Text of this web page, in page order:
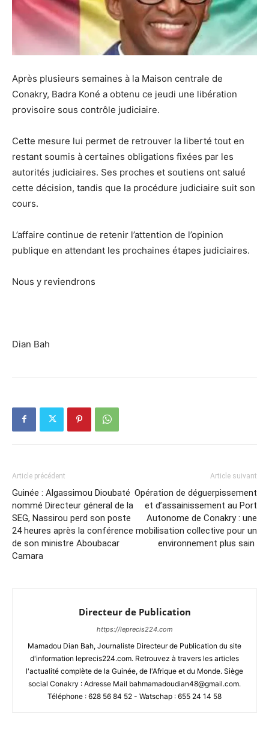
Après plusieurs semaines à la Maison centrale de
Conakry, Badra Koné a obtenu ce jeudi une libération
provisoire sous contrôle judiciaire.
Cette mesure lui permet de retrouver la liberté tout en
restant soumis à certaines obligations fixées par les
autorités judiciaires. Ses proches et soutiens ont salué
cette décision, tandis que la procédure judiciaire suit son
cours.
L’affaire continue de retenir l’attention de l’opinion
publique en attendant les prochaines étapes judiciaires.
Nous y reviendrons
Dian Bah
Article précédent
Guinée : Algassimou Dioubaté
nommé Directeur géneral de la
SEG, Nassirou perd son poste
24 heures après la conférence
de son ministre Aboubacar
Camara
Article suivant
Opération de déguerpissement
et d’assainissement au Port
Autonome de Conakry : une
mobilisation collective pour un
environnement plus sain
Directeur de Publication
https://leprecis224.com
Mamadou Dian Bah, Journaliste Directeur de Publication du site
d'information leprecis224.com. Retrouvez à travers les articles
l'actualité complète de la Guinée, de l'Afrique et du Monde. Siège
social Conakry : Adresse Mail bahmamadoudian48@gmail.com.
Téléphone : 628 56 84 52 - Watschap : 655 24 14 58